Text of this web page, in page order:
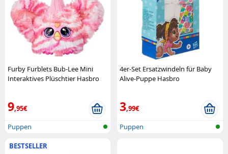
Furby Furblets Bub-Lee Mini
Interaktives Plüschtier Hasbro
9,95€
Puppen
4er-Set Ersatzwindeln für Baby
Alive-Puppe Hasbro
3,99€
Puppen
BESTSELLER